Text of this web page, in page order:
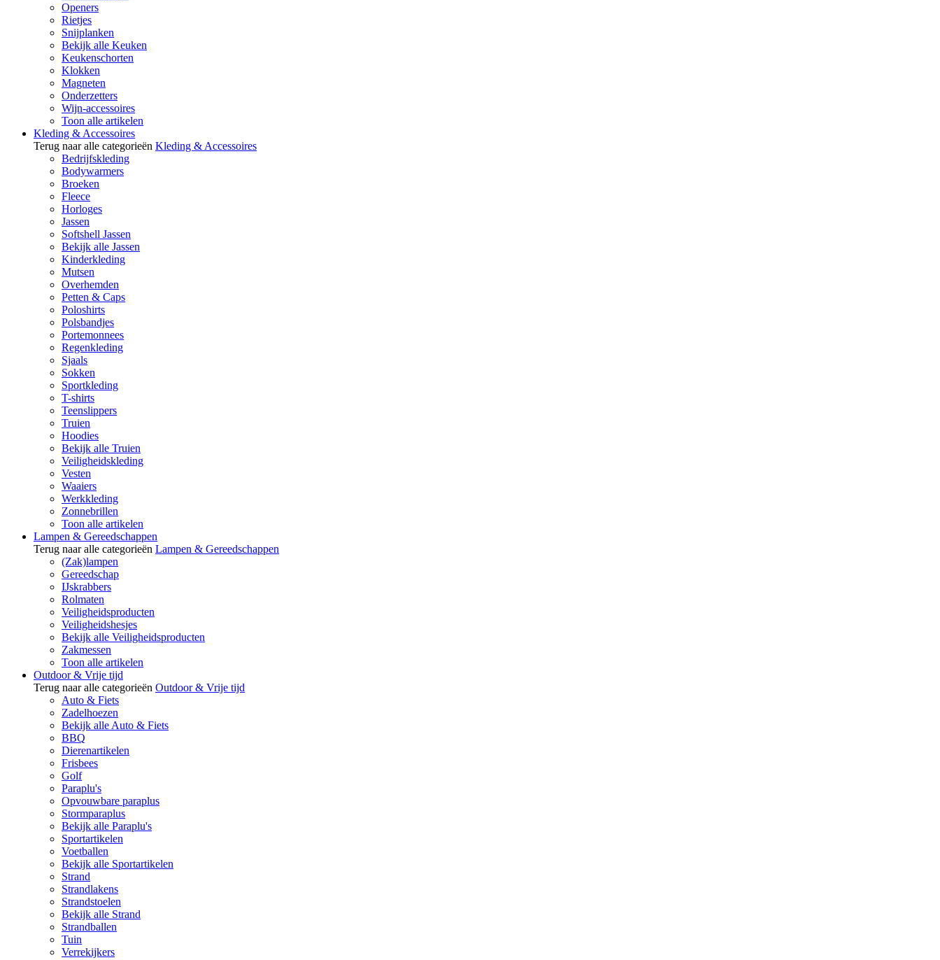
Openers
Rietjes
Snijplanken
Bekijk alle Keuken
Keukenschorten
Klokken
Magneten
Onderzetters
Wijn-accessoires
Toon alle artikelen
Kleding & Accessoires
Terug naar alle categorieën Kleding & Accessoires
Bedrijfskleding
Bodywarmers
Broeken
Fleece
Horloges
Jassen
Softshell Jassen
Bekijk alle Jassen
Kinderkleding
Mutsen
Overhemden
Petten & Caps
Poloshirts
Polsbandjes
Portemonnees
Regenkleding
Sjaals
Sokken
Sportkleding
T-shirts
Teenslippers
Truien
Hoodies
Bekijk alle Truien
Veiligheidskleding
Vesten
Waaiers
Werkkleding
Zonnebrillen
Toon alle artikelen
Lampen & Gereedschappen
Terug naar alle categorieën Lampen & Gereedschappen
(Zak)lampen
Gereedschap
IJskrabbers
Rolmaten
Veiligheidsproducten
Veiligheidshesjes
Bekijk alle Veiligheidsproducten
Zakmessen
Toon alle artikelen
Outdoor & Vrije tijd
Terug naar alle categorieën Outdoor & Vrije tijd
Auto & Fiets
Zadelhoezen
Bekijk alle Auto & Fiets
BBQ
Dierenartikelen
Frisbees
Golf
Paraplu's
Opvouwbare paraplus
Stormparaplus
Bekijk alle Paraplu's
Sportartikelen
Voetballen
Bekijk alle Sportartikelen
Strand
Strandlakens
Strandstoelen
Bekijk alle Strand
Strandballen
Tuin
Verrekijkers